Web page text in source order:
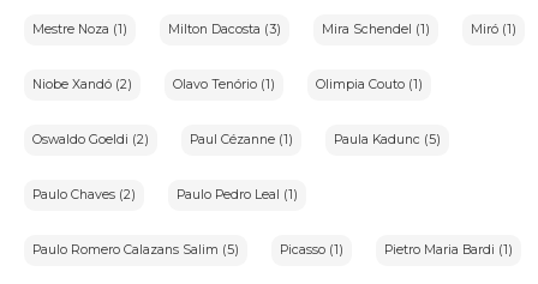
Mestre Noza (1) Milton Dacosta (3) Mira Schendel (1) Miró (1)
Niobe Xandó (2) Olavo Tenório (1) Olimpia Couto (1)
Oswaldo Goeldi (2) Paul Cézanne (1) Paula Kadunc (5)
Paulo Chaves (2) Paulo Pedro Leal (1)
Paulo Romero Calazans Salim (5) Picasso (1) Pietro Maria Bardi (1)